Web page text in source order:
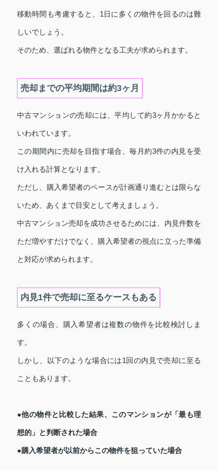
移動時間も考慮すると、1日に多くの物件を回るのは難
しいでしょう。
そのため、選ばれる物件となる工夫が求められます。
売却までの平均期間は約3ヶ月
中古マンションの売却には、平均して約3ヶ月かかると
いわれています。
この期間内に売却を目指す場合、毎月約3件の内見を受
け入れる計算となります。
ただし、購入希望者のペースが計画通り進むとは限らな
いため、あくまで目安として考えましょう。
中古マンション売却を成功させるためには、内見件数を
ただ増やすだけでなく、購入希望者の視点に立った準備
と対応が求められます。
内見1件で売却に至るケースもある
多くの場合、購入希望者は複数の物件を比較検討しま
す。
しかし、以下のような場合には1回の内見で売却に至る
こともあります。
●他の物件と比較した結果、このマンションが「最も理
想的」と判断された場合
●購入希望者が以前からこの物件を狙っていた場合